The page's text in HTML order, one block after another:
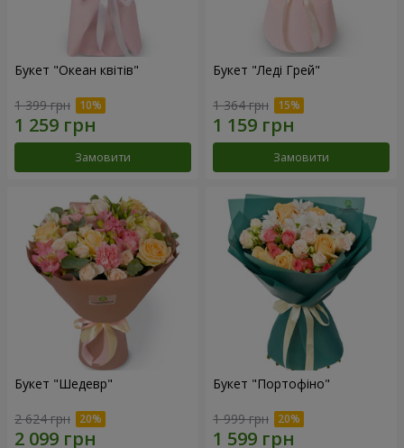
Букет "Океан квітів"
1 399 грн
Замовити
Букет "Леді Грей"
1 364 грн
Замовити
Букет "Шедевр"
2 624 грн
Букет "Портофіно"
1 999 грн